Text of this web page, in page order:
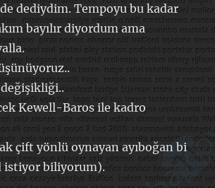
dediydim. Tempoyu bu kadar
bayılır diyordum ama
Kewell-Baros ile kadro
çift yönlü oynayan ayıboğan bi
istiyor biliyorum).